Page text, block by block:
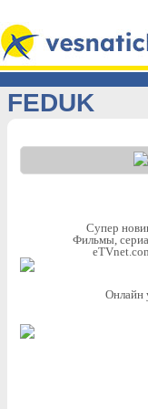
FEDUK
Супер
Фильмы,
Онлайн